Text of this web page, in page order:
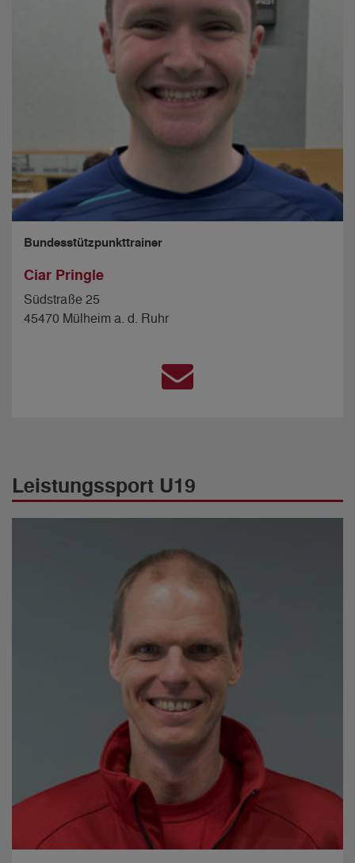
Bundesstützpunkttrainer
Ciar Pringle
Südstraße 25
45470 Mülheim a. d. Ruhr
Leistungssport U19